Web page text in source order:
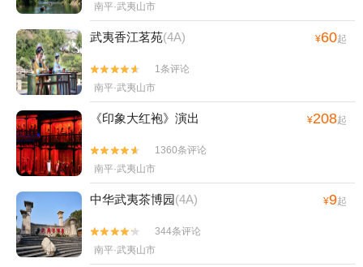
南平·武夷山市
武夷香江茗苑(4A) ¥60起


1条评论
南平·武夷山市
《印象大红袍》演出 ¥208起


1360条评论
南平·武夷山市
中华武夷茶博园(4A) ¥9起


344条评论
南平·武夷山市